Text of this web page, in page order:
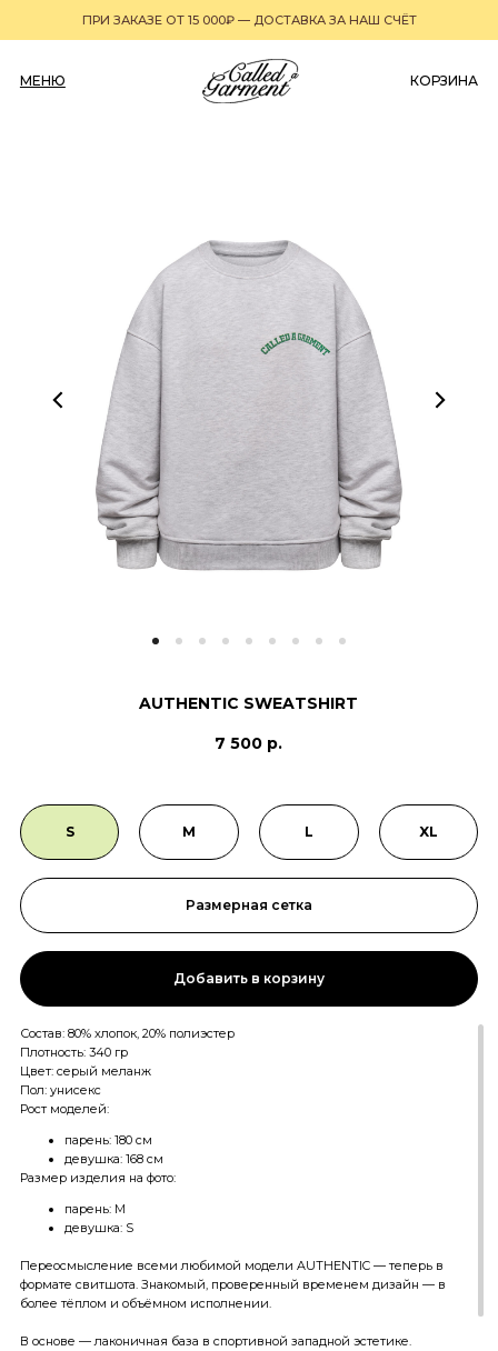
КОРЗИНА
МЕНЮ
ПРИ ЗАКАЗЕ ОТ 15 000₽ — ДОСТАВКА ЗА НАШ СЧЁТ
Размерная сетка
XL
L
M
S
AUTHENTIC SWEATSHIRT
7 500 р.
Состав: 80% хлопок, 20% полиэстер
Плотность: 340 гр
Цвет: серый меланж
Пол: унисекс
Рост моделей:
парень: 180 см
девушка: 168 см
Размер изделия на фото:
парень: M
девушка: S
Переосмысление всеми любимой модели AUTHENTIC — теперь в
формате свитшота. Знакомый, проверенный временем дизайн — в
более тёплом и объёмном исполнении.
В основе — лаконичная база в спортивной западной эстетике.
Добавить в корзину